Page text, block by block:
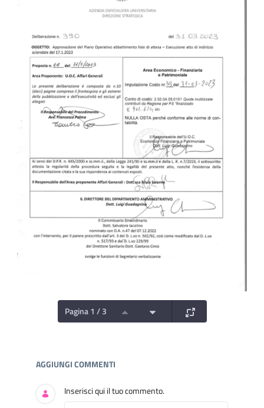
Pagina 1 / 3
Documenti e Media
AGGIUNGI COMMENTI
Inserisci qui il tuo commento.